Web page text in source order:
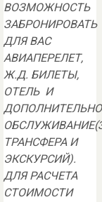
ВОЗМОЖНОСТЬ
ЗАБРОНИРОВАТЬ
ДЛЯ ВАС
АВИАПЕРЕЛЕТ,
Ж.Д. БИЛЕТЫ,
ОТЕЛЬ И
ТРАНСФЕРА И
ЭКСКУРСИЙ).
ДЛЯ РАСЧЕТА
СТОИМОСТИ